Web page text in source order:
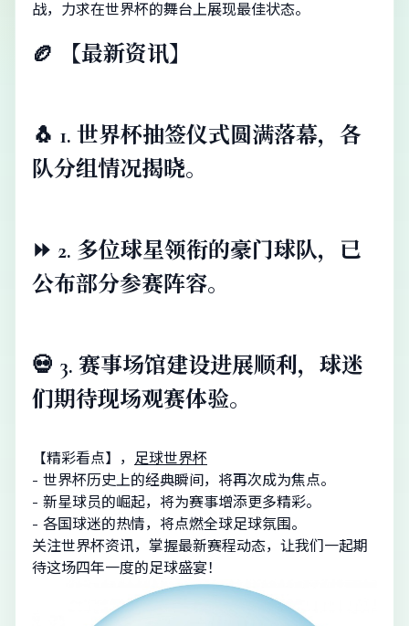
战，力求在世界杯的舞台上展现最佳状态。
🏉 【最新资讯】
🐧 1. 世界杯抽签仪式圆满落幕，各
队分组情况揭晓。
⏩ 2. 多位球星领衔的豪门球队，已
公布部分参赛阵容。
💀 3. 赛事场馆建设进展顺利，球迷
们期待现场观赛体验。
【精彩看点】， 足球世界杯
- 世界杯历史上的经典瞬间，将再次成为焦点。
- 新星球员的崛起，将为赛事增添更多精彩。
- 各国球迷的热情，将点燃全球足球氛围。
关注世界杯资讯，掌握最新赛程动态，让我们一起期
待这场四年一度的足球盛宴！